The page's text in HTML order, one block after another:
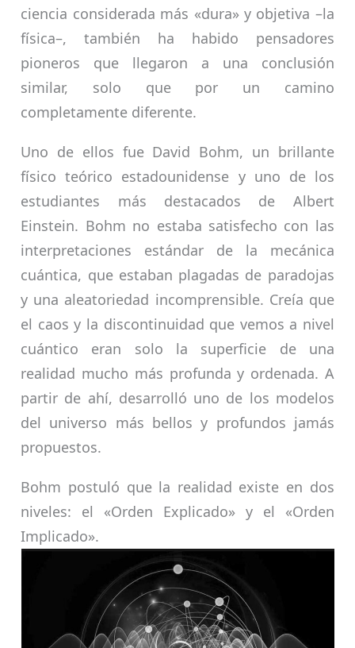
ciencia considerada más «dura» y objetiva –la
física–, también ha habido pensadores
pioneros que llegaron a una conclusión
similar, solo que por un camino
completamente diferente.
Uno de ellos fue David Bohm, un brillante
físico teórico estadounidense y uno de los
estudiantes más destacados de Albert
Einstein. Bohm no estaba satisfecho con las
interpretaciones estándar de la mecánica
cuántica, que estaban plagadas de paradojas
y una aleatoriedad incomprensible. Creía que
el caos y la discontinuidad que vemos a nivel
cuántico eran solo la superficie de una
realidad mucho más profunda y ordenada. A
partir de ahí, desarrolló uno de los modelos
del universo más bellos y profundos jamás
propuestos.
Bohm postuló que la realidad existe en dos
niveles: el «Orden Explicado» y el «Orden
Implicado».